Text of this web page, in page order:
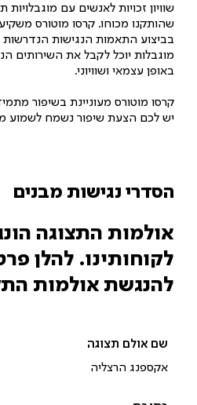
שהותקנו מכוחו. קרסו מוטורס
בביצוע התאמות הנגישות
מוגבלות יוכל לקבל את השירותים
באופן עצמאי ושוויוני.
קרסו מוטורס מעוניינת בשיפור
יש לכם הצעת שיפור נשמח לשמוע
הסדרי נגישות מבנים
אולמות התצוגה
לקוחותינו. להלן
להנגשת אולמות
אקספנג הרצליה